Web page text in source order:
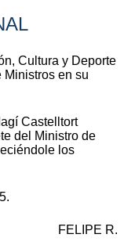
Cultura y Deporte
en su
Castelltort
del Ministro de
los
FELIPE R.